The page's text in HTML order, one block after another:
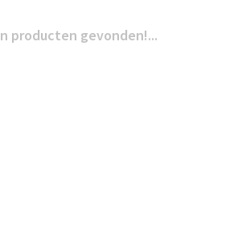
producten gevonden!...